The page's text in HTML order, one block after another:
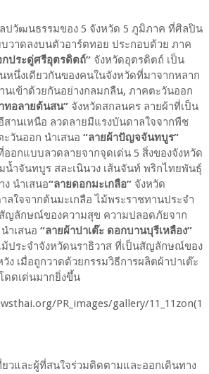
ปวัฒนธรรมของ 5 จังหวัด 5 ภูมิภาค ที่ศิลปิน
วาดลงบนตัวอาร์ตทอย ประกอบด้วย ภาค
กประดู่ศรีอุตรดิตถ์”จังหวัดอุตรดิตถ์ เป็น
นึ่งเดียวกันของคนในจังหวัดที่มาจากหลาก
เข้าด้วยกันอย่างกลมกลืน, ภาคตะวันออก
ทอลายต้นสน”จังหวัดสกลนคร ลายผ้าที่เป็น
านเหนือ ลวดลายมีแรงบันดาลใจจากพืช
วันออก นำเสนอ “ลายผ้าปัญจจันทบูร”
อกแบบลวดลายจากจุดเด่น 5 สิ่งของจังหวัด
ำจันทบูร สละเนินวง เส้นจันท์ พริกไทยพันธุ์
นำเสนอ“ลายดอกมะเกลือ”จังหวัด
ใจจากต้นมะเกลือ ไม้พระราชทานประจำ
ญลักษณ์ของความสุข ความปลอดภัยจาก
ำเสนอ “ลายผ้าปาเต๊ะ ดอกบานบุรีเหลือง”
ม้ประจำจังหวัดนราธิวาส ที่เป็นสัญลักษณ์ของ
เมื่อถูกวาดด้วยกรรมวิธีการผลิตผ้าปาเต๊ะ
ดดเด่นมากยิ่งขึ้น
วและผู้ที่สนใจร่วมติดตามและออกเดินทาง